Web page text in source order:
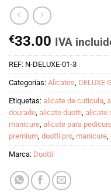
€33.00 IVA
REF: N-DELUXE-01-3
Categorias: Alicates, DELUXE
Etiquetas: alicate de cuticula,
dourado, alicate duotti, alicate
manicure, alicate para
premium, duotti pro, manicure,
Marca: Duotti